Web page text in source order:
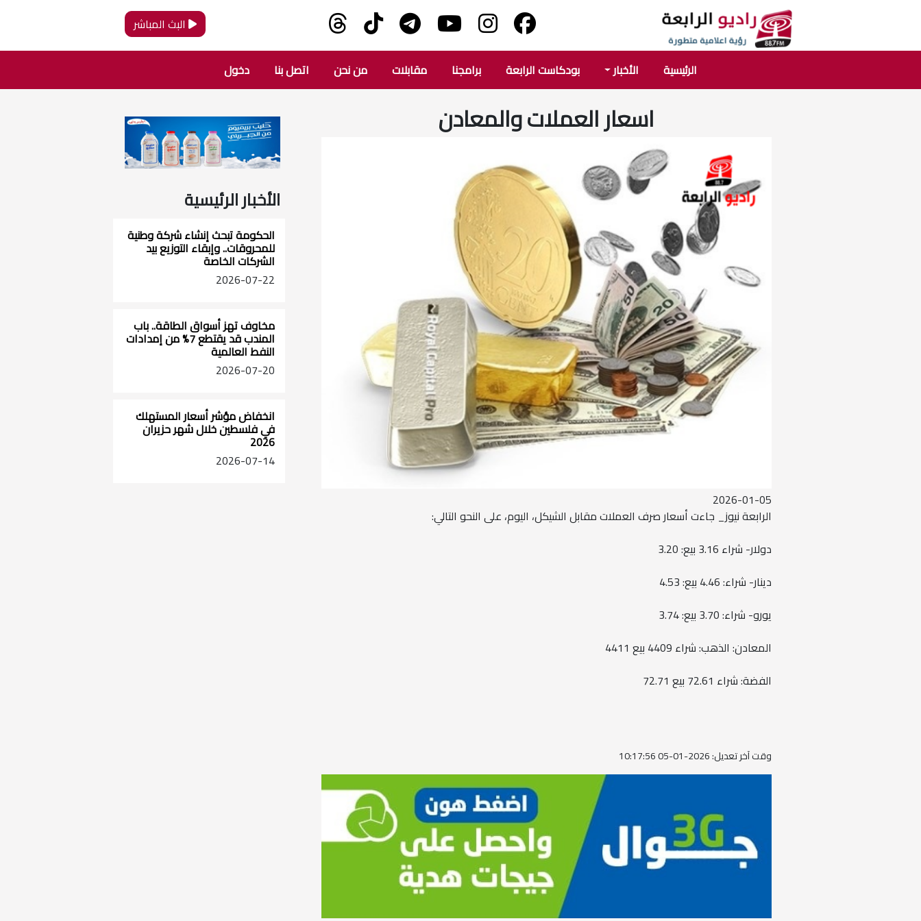
البث المباشر
الرئيسية الأخبار بودكاست الرابعة برامجنا مقابلات من نحن اتصل بنا دخول
اسعار العملات والمعادن
2026-01-05
الرابعة نيوز_ جاءت أسعار صرف العملات مقابل الشيكل، اليوم، على النحو التالي:
دولار- شراء 3.16 بيع: 3.20
دينار- شراء: 4.46 بيع: 4.53
يورو- شراء: 3.70 بيع: 3.74
المعادن: الذهب: شراء 4409 بيع 4411
الفضة: شراء 72.61 بيع 72.71
وقت آخر تعديل: 2026-01-05 10:17:56
الأخبار الرئيسية
الحكومة تبحث إنشاء شركة وطنية
للمحروقات.. وإبقاء التوزيع بيد
الشركات الخاصة
2026-07-22
مخاوف تهز أسواق الطاقة.. باب
المندب قد يقتطع 7% من إمدادات
النفط العالمية
2026-07-20
انخفاض مؤشر أسعار المستهلك
في فلسطين خلال شهر حزيران
2026
2026-07-14